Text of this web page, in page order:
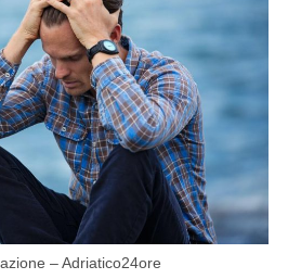
– Adriatico24ore